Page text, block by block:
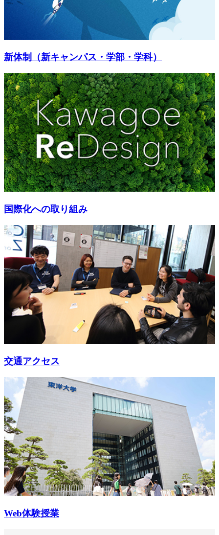
新体制（新キャンパス・学部・学科）
国際化への取り組み
交通アクセス
Web体験授業